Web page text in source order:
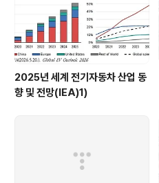
2025년 세계 전기자동차 산업 동
향 및 전망(IEA)1)